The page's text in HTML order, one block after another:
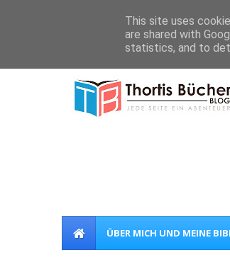
ÜBER MICH UND MEINE
This site uses
are shared with
statistics, and to